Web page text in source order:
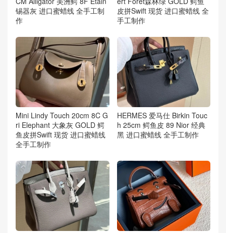
锡器灰 进口蜜蜡线 全手工制
作
皮拼Swift 现货 进口蜜蜡线 全
手工制作
Mini Lindy Touch 20cm 8C G
ri Elephant 大象灰 GOLD 鳄
鱼皮拼Swift 现货 进口蜜蜡线
全手工制作
HERMES 爱马仕 Birkin Touc
h 25cm 鳄鱼皮 89 Nior 经典
黑 进口蜜蜡线 全手工制作